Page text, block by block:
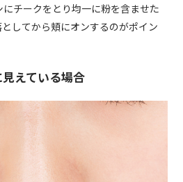
チークをとり均一に粉を含ませた
してから頬にオンするのがポイン
見えている場合